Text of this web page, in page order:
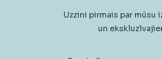
Uzzini pirmais par mūsu
un